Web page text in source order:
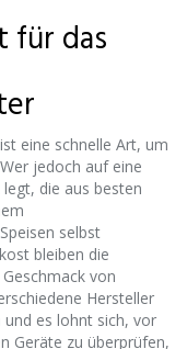
für das
eine schnelle Art, um
jedoch auf eine
die aus besten
selbst
bleiben die
von
Hersteller
und es lohnt sich, vor
Geräte zu überprüfen,